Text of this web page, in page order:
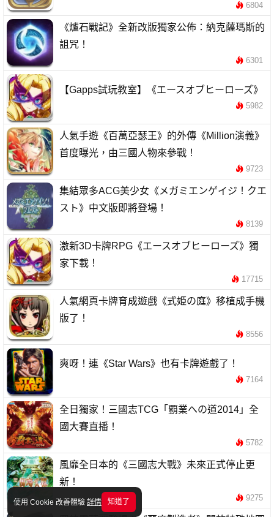
使用 Cookie 改善體驗 詳情 知道了
6804
《爐石戰記》全新改版獨家公佈：納克薩瑪斯的
詛咒！
6301
【Gapps試玩教室】《エースオブヒーローズ》
5982
人氣手遊《百萬亞瑟王》的外傳《Million演義》
首度曝光，由三國人物來參戰！
9723
集結眾多ACG美少女《メガミエンゲイジ！クエ
スト》中文版即將登場！
8139
激新3D卡牌RPG《エースオブヒーローズ》獨
家下載！
17715
人氣網頁卡牌育成遊戲《式姫の庭》移植成手機
版了！
8556
爽呀！連《Star Wars》也有卡牌遊戲了！
7164
全日獨家！三國志TCG「覇業への道2014」全
國大賽直播！
5782
風靡全日本的《三國志大戰》未來正式停止更
新！
9275